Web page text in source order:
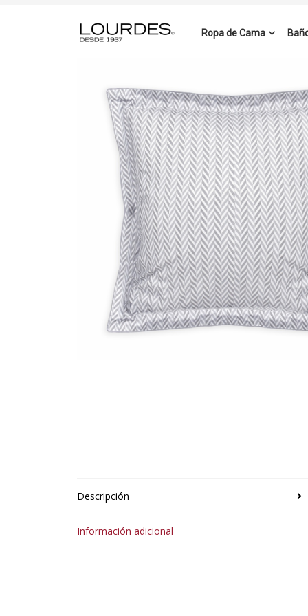
Ir
a
Saltar
al
Ropa de Cama
Descripción
Información adicional